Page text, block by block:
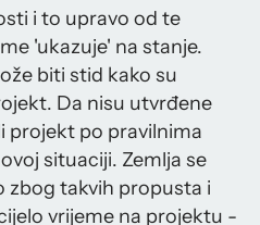
i to upravo od te
'ukazuje' na stanje.
biti stid kako su
Da nisu utvrđene
projekt po pravilnima
situaciji. Zemlja se
zbog takvih propusta i
vrijeme na projektu -